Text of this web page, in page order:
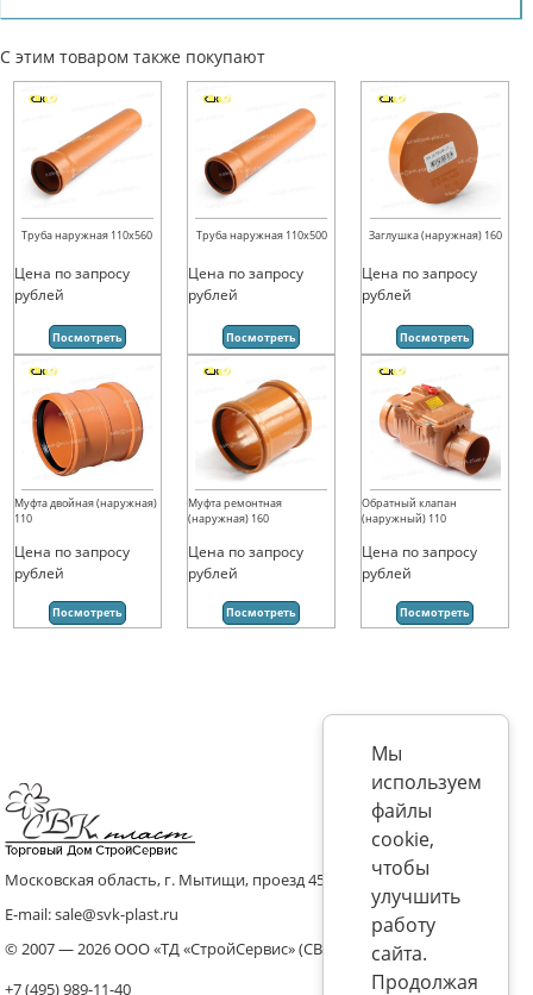
С этим товаром также покупают
Труба наружная 110х560
Цена по запросу
рублей
Посмотреть
Труба наружная 110х500
Цена по запросу
рублей
Посмотреть
Заглушка (наружная) 160
Цена по запросу
рублей
Посмотреть
Муфта двойная (наружная)
110
Цена по запросу
рублей
Посмотреть
Муфта ремонтная
(наружная) 160
Цена по запросу
рублей
Посмотреть
Обратный клапан
(наружный) 110
Цена по запросу
рублей
Посмотреть
Московская область, г. Мытищи, проезд 4536 владение 8, стр.10
E-mail: sale@svk-plast.ru
© 2007 — 2026 ООО «ТД «СтройСервис» (СВК)
+7 (495) 989-11-40
Мы
используем
файлы
cookie,
чтобы
улучшить
работу
сайта.
Продолжая